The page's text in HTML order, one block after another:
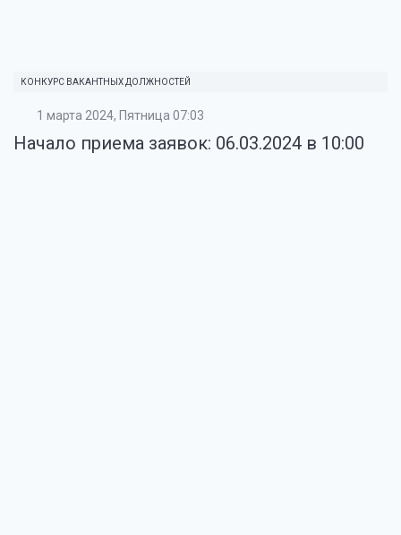
КОНКУРС ВАКАНТНЫХ ДОЛЖНОСТЕЙ
1 марта 2024, Пятница 07:03
Начало приема заявок: 06.03.2024 в 10:00